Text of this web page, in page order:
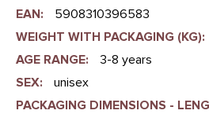
EAN:
5908310396583
WEIGHT WITH PACKAGING (KG):
AGE RANGE:
3-8 years
SEX:
unisex
PACKAGING DIMENSIONS -